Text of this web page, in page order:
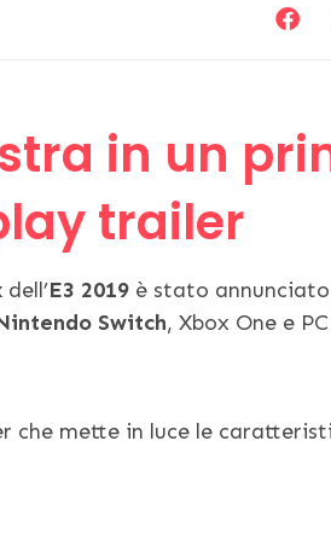
in un
trailer
dell’E3 2019 è stato annunciato
Switch, Xbox One e
mette in luce le